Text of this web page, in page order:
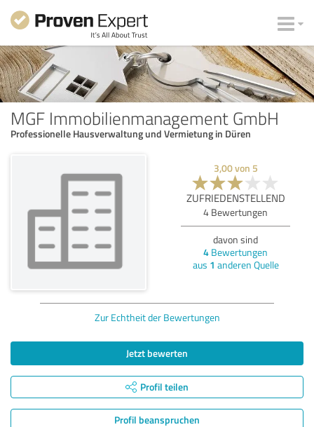
MGF Immobilienmanagement GmbH
Professionelle Hausverwaltung und Vermietung in Düren
3,00von 5
ZUFRIEDENSTELLEND
4 Bewertungen
davon sind
4 Bewertungen
aus 1 anderen Quelle
Zur Echtheit der Bewertungen
Jetzt bewerten
Profil teilen
Profil beanspruchen